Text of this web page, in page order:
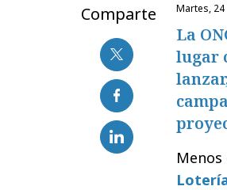
Comparte martes,
La
lugar
Menos